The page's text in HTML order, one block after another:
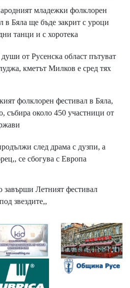
младежки фолклорен
в Бяла ще бъде закрит с уроци
танци и с хоротека
от Русенска област пътуват
кметът Милков е сред тях
фолклорен фестивал в Бяла,
събира около 450 участници от
след драма с дузпи, а
се сбогува с Европа
завърши Летният фестивал
звездите,,